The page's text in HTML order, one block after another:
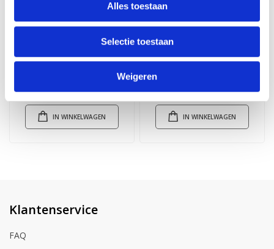
Alles toestaan
Selectie toestaan
Weigeren
Vanaf € 5,95
IN WINKELWAGEN
Vanaf € 6,45
IN WINKELWAGEN
Klantenservice
FAQ